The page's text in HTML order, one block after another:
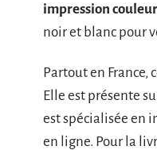
impression couleur
noir et blanc pour
Partout en France,
Elle est présente
est spécialisée en
en ligne. Pour la